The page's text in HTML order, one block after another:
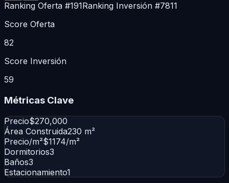
Ranking Oferta #191Ranking Inversión #7811
Score Oferta
82
Score Inversión
59
Métricas Clave
Precio$270,000
Área Construida230 m²
Precio/m²$1174/m²
Dormitorios3
Baños3
Estacionamiento1